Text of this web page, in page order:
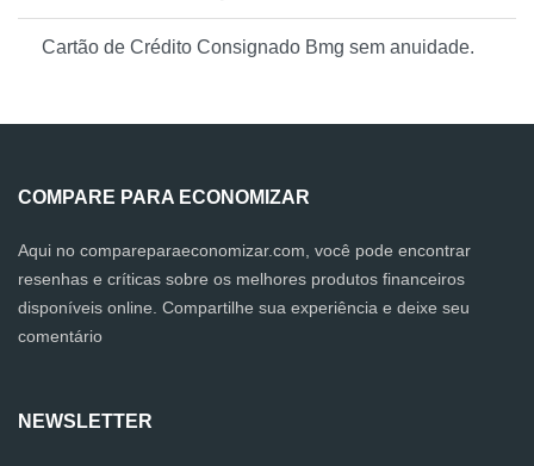
Cartão de Crédito Consignado Bmg sem anuidade.
COMPARE PARA ECONOMIZAR
Aqui no compareparaeconomizar.com, você pode encontrar
resenhas e críticas sobre os melhores produtos financeiros
disponíveis online. Compartilhe sua experiência e deixe seu
comentário
NEWSLETTER